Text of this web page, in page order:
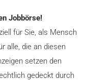
Jobbörse!
für Sie, als Mensch
alle, die an diesen
setzen den
gedeckt durch